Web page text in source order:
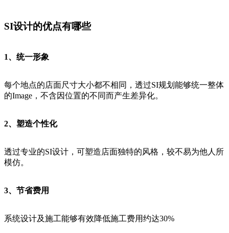
SI设计的优点有哪些
1、统一形象
每个地点的店面尺寸大小都不相同，透过SI规划能够统一整体
的Image，不含因位置的不同而产生差异化。
2、塑造个性化
透过专业的SI设计，可塑造店面独特的风格，较不易为他人所
模仿。
3、节省费用
系统设计及施工能够有效降低施工费用约达30%